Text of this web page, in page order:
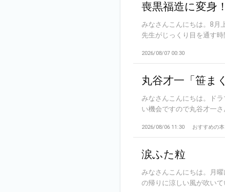
喪黒福造に変身！
みなさんこんにちは。8月
先生がじっくり目を通す時
2026/08/07 00:30
丸谷才一「笹ま
みなさんこんにちは。ド
い機会ですので丸谷才一さ
2026/08/06 11:30 おすすめの本
涙ふた粒
みなさんこんにちは。月
の帰りに涼しい風が吹いて